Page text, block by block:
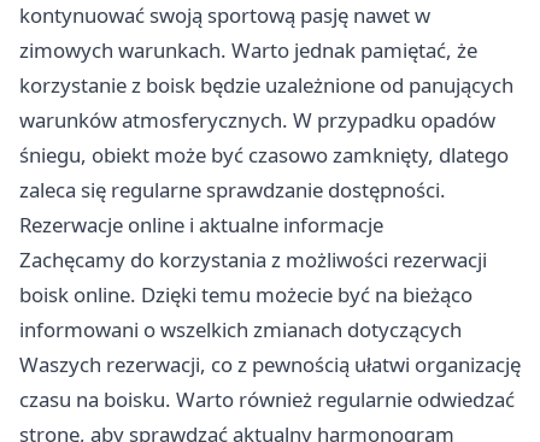
kontynuować swoją sportową pasję nawet w
zimowych warunkach. Warto jednak pamiętać, że
korzystanie z boisk będzie uzależnione od panujących
warunków atmosferycznych. W przypadku opadów
śniegu, obiekt może być czasowo zamknięty, dlatego
zaleca się regularne sprawdzanie dostępności.
Rezerwacje online i aktualne informacje
Zachęcamy do korzystania z możliwości rezerwacji
boisk online. Dzięki temu możecie być na bieżąco
informowani o wszelkich zmianach dotyczących
Waszych rezerwacji, co z pewnością ułatwi organizację
czasu na boisku. Warto również regularnie odwiedzać
stronę, aby sprawdzać aktualny harmonogram